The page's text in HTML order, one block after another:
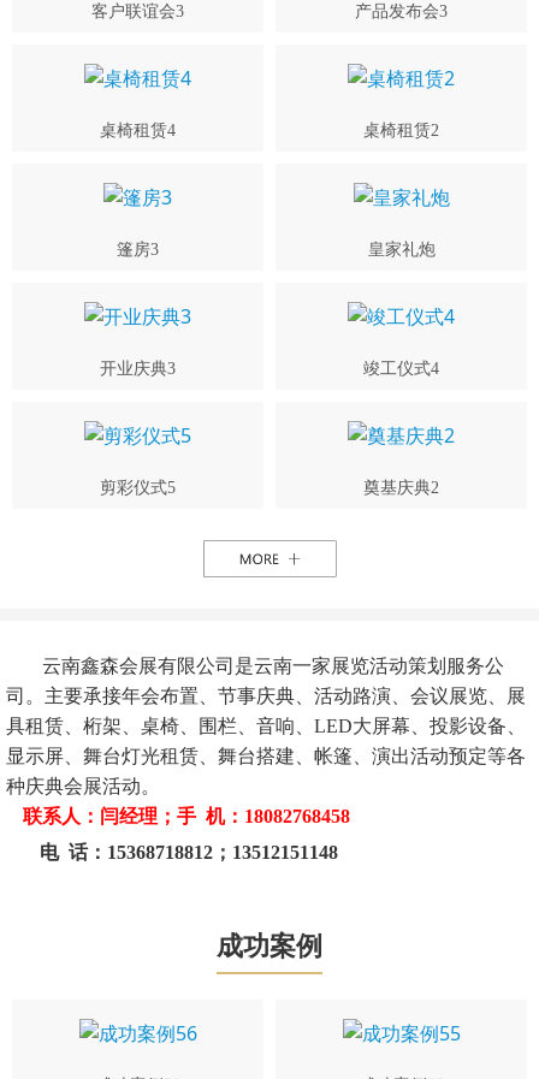
客户联谊会3 产品发布会3
桌椅租赁4 桌椅租赁2
篷房3 皇家礼炮
开业庆典3 竣工仪式4
剪彩仪式5 奠基庆典2
云南鑫森会展有限公司是云南一家展览活动策划服务公
司。主要承接年会布置、节事庆典、活动路演、会议展览、展
具租赁、桁架、桌椅、围栏、音响、LED大屏幕、投影设备、
显示屏、舞台灯光租赁、舞台搭建、帐篷、演出活动预定等各
种庆典会展活动。
联系人：闫经理；手 机：18082768458
电 话：15368718812；13512151148
成功案例